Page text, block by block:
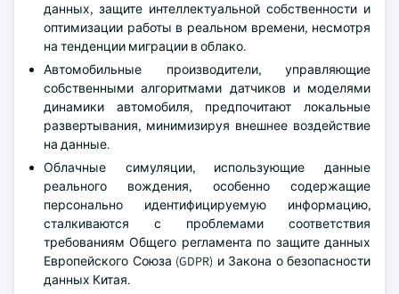
данных, защите интеллектуальной собственности и
оптимизации работы в реальном времени, несмотря
на тенденции миграции в облако.
Автомобильные производители, управляющие
собственными алгоритмами датчиков и моделями
динамики автомобиля, предпочитают локальные
развертывания, минимизируя внешнее воздействие
на данные.
Облачные симуляции, использующие данные
реального вождения, особенно содержащие
персонально идентифицируемую информацию,
сталкиваются с проблемами соответствия
требованиям Общего регламента по защите данных
Европейского Союза (GDPR) и Закона о безопасности
данных Китая.